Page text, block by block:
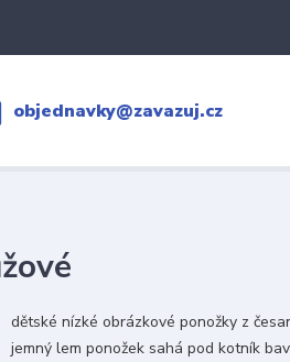
objednavky@zavazuj.cz
dětské nízké obrázkové ponožky z
jemný lem ponožek sahá pod kotník